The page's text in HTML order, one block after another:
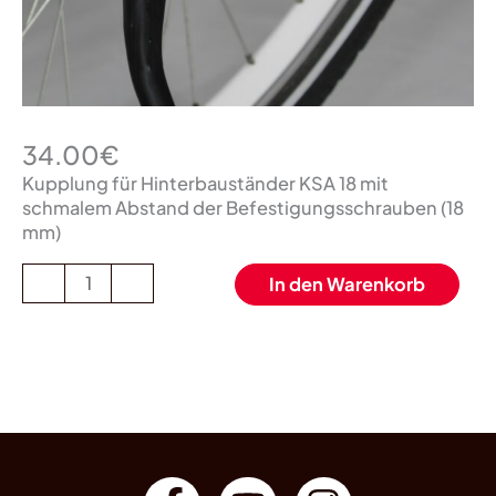
34.00€
Kupplung für Hinterbauständer KSA 18 mit
schmalem Abstand der Befestigungsschrauben (18
mm)
In den Warenkorb